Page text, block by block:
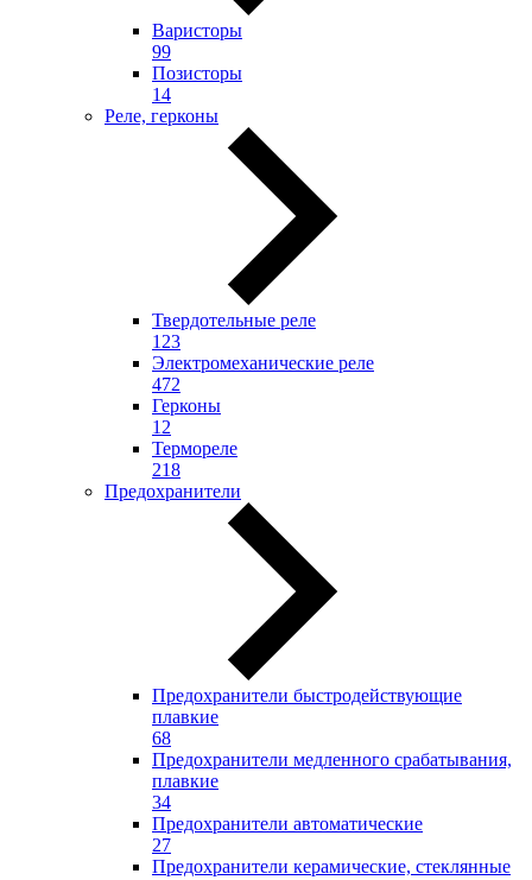
Варисторы
99
Позисторы
14
Реле, герконы
Твердотельные реле
123
Электромеханические реле
472
Герконы
12
Термореле
218
Предохранители
Предохранители быстродействующие
плавкие
68
Предохранители медленного срабатывания,
плавкие
34
Предохранители автоматические
27
Предохранители керамические, стеклянные